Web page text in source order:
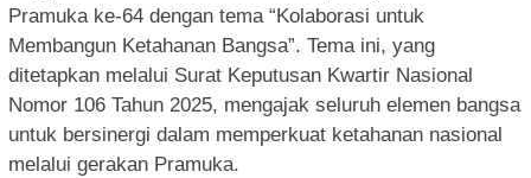
Pramuka ke-64 dengan tema “Kolaborasi untuk
Membangun Ketahanan Bangsa”. Tema ini, yang
ditetapkan melalui Surat Keputusan Kwartir Nasional
Nomor 106 Tahun 2025, mengajak seluruh elemen bangsa
untuk bersinergi dalam memperkuat ketahanan nasional
melalui gerakan Pramuka.